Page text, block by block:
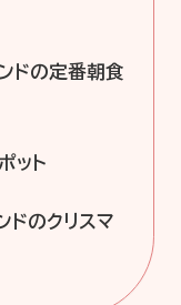
ドの定番朝食
ット
ドのクリスマ